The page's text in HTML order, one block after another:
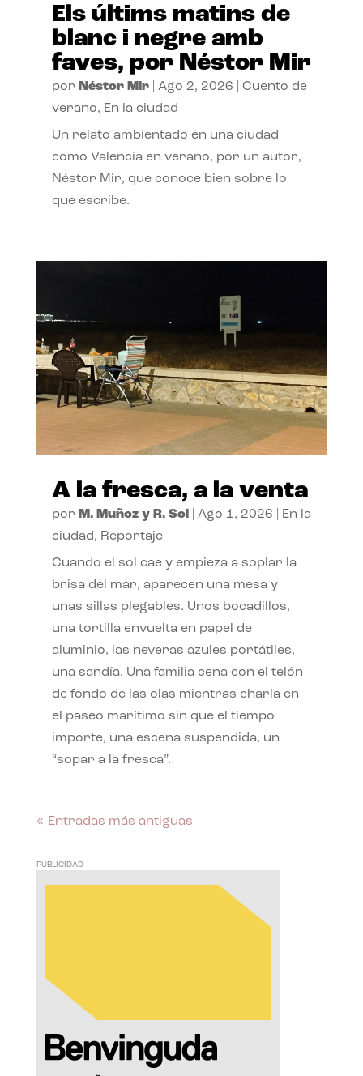
Els últims matins de
blanc i negre amb
faves, por Néstor Mir
por Néstor Mir| Ago 2, 2026
Cuento de
verano, En la ciudad
Un relato ambientado en una ciudad
como Valencia en verano, por un autor,
Néstor Mir, que conoce bien sobre lo
que escribe.
A la fresca, a la venta
por M. Muñoz y R. Sol Ago 1, 2026
En la
ciudad, Reportaje
Cuando el sol cae y empieza a soplar la
brisa del mar, aparecen una mesa y
unas sillas plegables. Unos bocadillos,
una tortilla envuelta en papel de
aluminio, las neveras azules portátiles,
una sandía. Una familia cena con el telón
de fondo de las olas mientras charla en
el paseo marítimo sin que el tiempo
importe, una escena suspendida, un
“sopar a la fresca”.
« Entradas más antiguas
PUBLICIDAD